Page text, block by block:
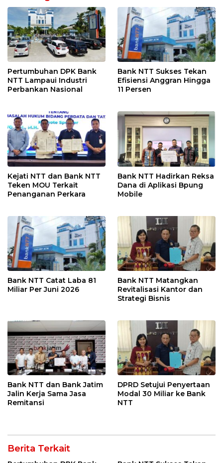
Pertumbuhan DPK Bank
NTT Lampaui Industri
Perbankan Nasional
Bank NTT Sukses Tekan
Efisiensi Anggran Hingga
11 Persen
Kejati NTT dan Bank NTT
Teken MOU Terkait
Penanganan Perkara
Bank NTT Hadirkan Reksa
Dana di Aplikasi Bpung
Mobile
Bank NTT Catat Laba 81
Miliar Per Juni 2026
Bank NTT Matangkan
Revitalisasi Kantor dan
Strategi Bisnis
Bank NTT dan Bank Jatim
Jalin Kerja Sama Jasa
Remitansi
DPRD Setujui Penyertaan
Modal 30 Miliar ke Bank
NTT
Berita Terkait